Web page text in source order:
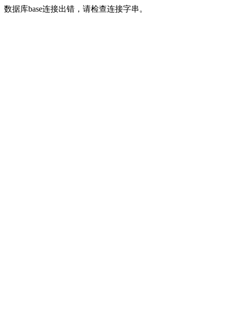
数据库base连接出错，请检查连接字串。